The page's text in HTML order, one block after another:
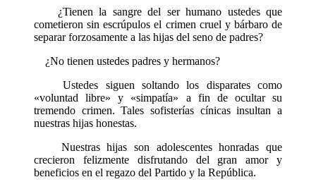
¿Tienen la sangre del ser humano ustedes que
cometieron sin escrúpulos el crimen cruel y bárbaro de
separar forzosamente a las hijas del seno de padres?
¿No tienen ustedes padres y hermanos?
Ustedes siguen soltando los disparates como
«voluntad libre» y «simpatía» a fin de ocultar su
tremendo crimen. Tales sofisterías cínicas insultan a
nuestras hijas honestas.
Nuestras hijas son adolescentes honradas que
crecieron felizmente disfrutando del gran amor y
beneficios en el regazo del Partido y la República.